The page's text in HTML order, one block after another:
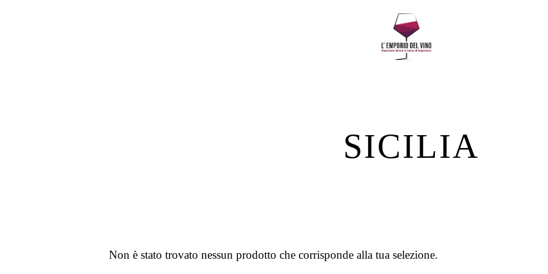
SICILIA
Non è stato trovato nessun prodotto che corrisponde alla tua selezione.